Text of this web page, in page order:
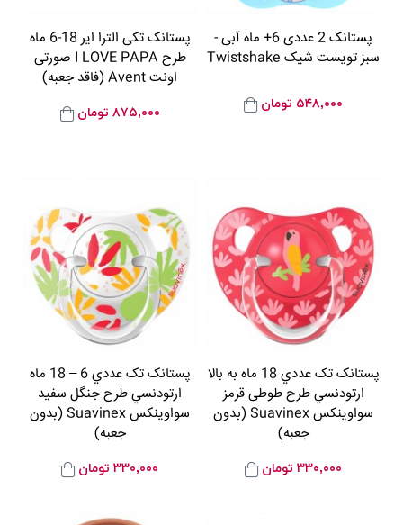
پستانک 2 عددی 6+ ماه آبی -
سبز تویست شیک Twistshake
۵۴۸,۰۰۰ تومان
پستانک تکی الترا ایر 18-6 ماه
طرح I LOVE PAPA صورتی
اونت Avent (فاقد جعبه)
۸۷۵,۰۰۰ تومان
پستانک تک عددي 18 ماه به بالا
ارتودنسي طرح طوطی قرمز
سواوینکس Suavinex (بدون
جعبه)
۳۳۰,۰۰۰ تومان
پستانک تک عددي 6 – 18 ماه
ارتودنسي طرح جنگل سفید
سواوینکس Suavinex (بدون
جعبه)
۳۳۰,۰۰۰ تومان